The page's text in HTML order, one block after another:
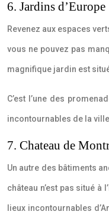
6. Jardins d’Europe
Revenez aux espaces
vous ne pouvez pas
magnifique jardin est
C’est l’une des
incontournables de la
7. Chateau de
Un autre des bâtiments
château n’est pas situé
lieux incontournables